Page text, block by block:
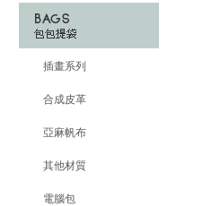
插畫系列
合成皮革
亞麻帆布
其他材質
電腦包